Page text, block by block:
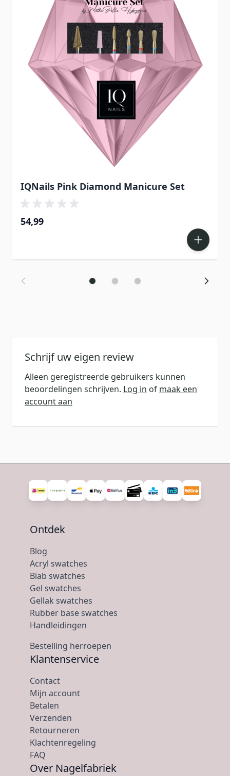
IQNails Pink Diamond Manicure Set
54,99
Schrijf uw eigen review
Alleen geregistreerde gebruikers kunnen
beoordelingen schrijven. Log in of maak een
account aan
Ontdek
Blog
Acryl swatches
Biab swatches
Gel swatches
Gellak swatches
Rubber base swatches
Handleidingen
Bestelling herroepen
Klantenservice
Contact
Mijn account
Betalen
Verzenden
Retourneren
Klachtenregeling
FAQ
Over Nagelfabriek